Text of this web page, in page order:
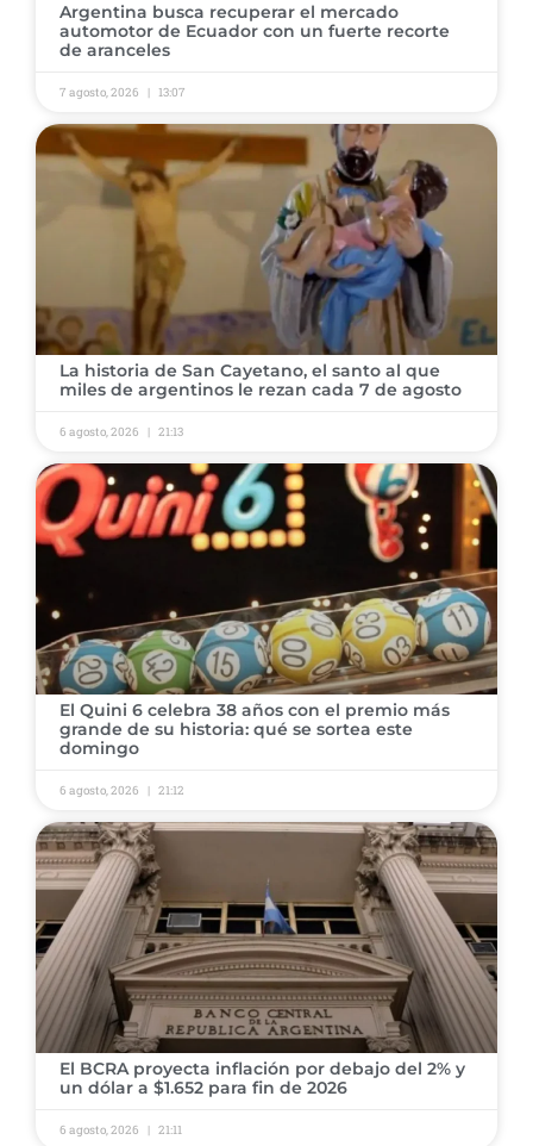
Argentina busca recuperar el mercado
automotor de Ecuador con un fuerte recorte
de aranceles
7 agosto, 2026 13:07
La historia de San Cayetano, el santo al que
miles de argentinos le rezan cada 7 de agosto
6 agosto, 2026 21:13
El Quini 6 celebra 38 años con el premio más
grande de su historia: qué se sortea este
domingo
6 agosto, 2026 21:12
El BCRA proyecta inflación por debajo del 2% y
un dólar a $1.652 para fin de 2026
6 agosto, 2026 21:11